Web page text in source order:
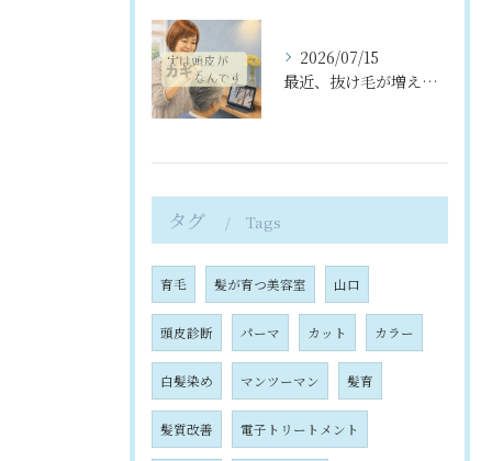
2026/07/15
最近、抜け毛が増えた気がする…
タグ Tags
育毛 髪が育つ美容室 山口
頭皮診断 パーマ カット カラー
白髪染め マンツーマン 髪育
髪質改善 電子トリートメント